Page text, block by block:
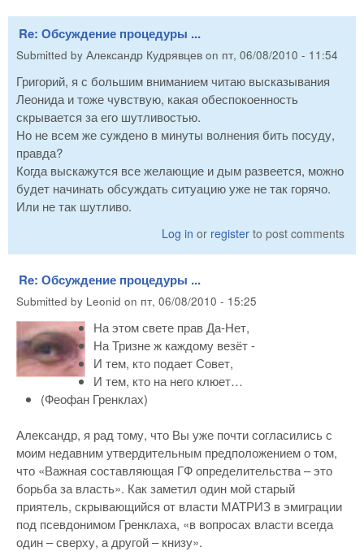
Re: Обсуждение процедуры ...
Submitted by Александр Кудрявцев on пт, 06/08/2010 - 11:54
Григорий, я с большим вниманием читаю высказывания
Леонида и тоже чувствую, какая обеспокоенность
скрывается за его шутливостью.
Но не всем же суждено в минуты волнения бить посуду,
правда?
Когда выскажутся все желающие и дым развеется, можно
будет начинать обсуждать ситуацию уже не так горячо.
Или не так шутливо.
Log in or register to post comments
Re: Обсуждение процедуры ...
Submitted by Leonid on пт, 06/08/2010 - 15:25
На этом свете прав Да-Нет,
На Тризне ж каждому везёт -
И тем, кто подает Совет,
И тем, кто на него клюет…
(Феофан Гренклах)
Александр, я рад тому, что Вы уже почти согласились с
моим недавним утвердительным предположением о том,
что «Важная составляющая ГФ определительства – это
борьба за власть». Как заметил один мой старый
приятель, скрывающийся от власти МАТРИЗ в эмиграции
под псевдонимом Гренклаха, «в вопросах власти всегда
один – сверху, а другой – книзу».